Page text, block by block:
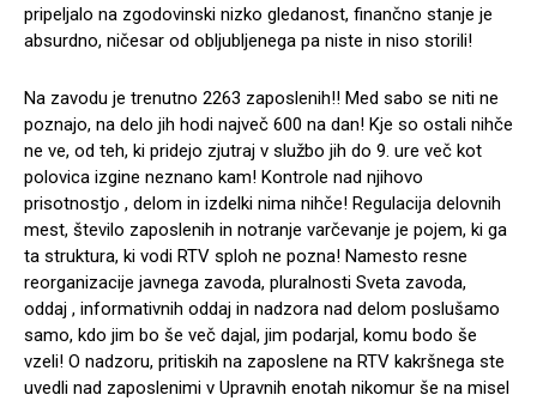
pripeljalo na zgodovinski nizko gledanost, finančno stanje je
absurdno, ničesar od obljubljenega pa niste in niso storili!
Na zavodu je trenutno 2263 zaposlenih!! Med sabo se niti ne
poznajo, na delo jih hodi največ 600 na dan! Kje so ostali nihče
ne ve, od teh, ki pridejo zjutraj v službo jih do 9. ure več kot
polovica izgine neznano kam! Kontrole nad njihovo
prisotnostjo , delom in izdelki nima nihče! Regulacija delovnih
mest, število zaposlenih in notranje varčevanje je pojem, ki ga
ta struktura, ki vodi RTV sploh ne pozna! Namesto resne
reorganizacije javnega zavoda, pluralnosti Sveta zavoda,
oddaj , informativnih oddaj in nadzora nad delom poslušamo
samo, kdo jim bo še več dajal, jim podarjal, komu bodo še
vzeli! O nadzoru, pritiskih na zaposlene na RTV kakršnega ste
uvedli nad zaposlenimi v Upravnih enotah nikomur še na misel